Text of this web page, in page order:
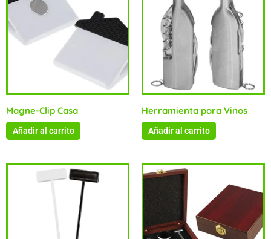
Magne-Clip Casa
Añadir al carrito
Herramienta para Vinos
Añadir al carrito